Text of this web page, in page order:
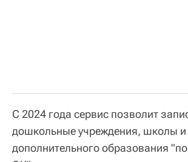
С 2024 года сервис позволит
дошкольные учреждения, школы
дополнительного образования